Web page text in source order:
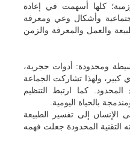
كلها أسهمت في إعادة
وأشكال وعي ومعرفة
والعمل والمعرفة والزمن
ومحدودة: أدوات حجرية،
كبير، ولهذا تشاركت الجماعة
كما ارتبط التنظيم
بالحياة اليومية.
إلى تفسير الطبيعة
التقنية المحدودة جعلت فهمه